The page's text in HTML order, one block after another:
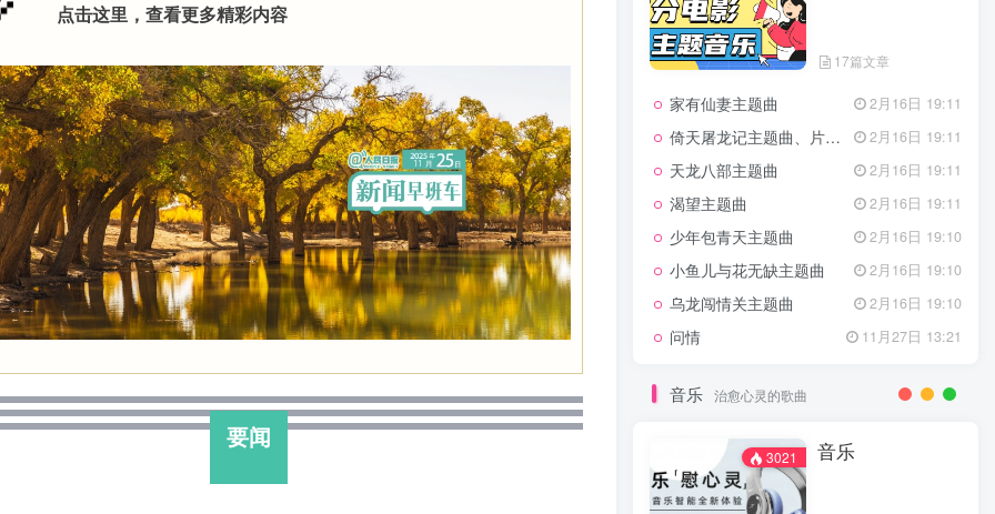
点击这里，查看更多精彩内容
要闻
17篇文章
家有仙妻主题曲 2月16日 19:11
倚天屠龙记主题曲、片头曲 2月16日 19:11
天龙八部主题曲 2月16日 19:11
渴望主题曲 2月16日 19:11
少年包青天主题曲 2月16日 19:10
小鱼儿与花无缺主题曲 2月16日 19:10
乌龙闯情关主题曲 2月16日 19:10
问情 11月27日 13:21
音乐 治愈心灵的歌曲
3021 音乐